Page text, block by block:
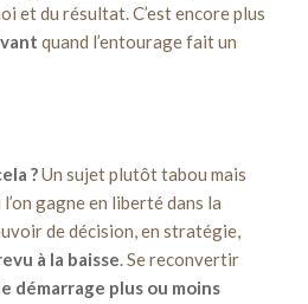
et du résultat. C’est encore plus
quand l’entourage fait un
?Un sujet plutôt tabou mais
gagne en liberté dans la
de décision, en stratégie,
à la baisse. Se reconvertir
démarrage plus ou moins